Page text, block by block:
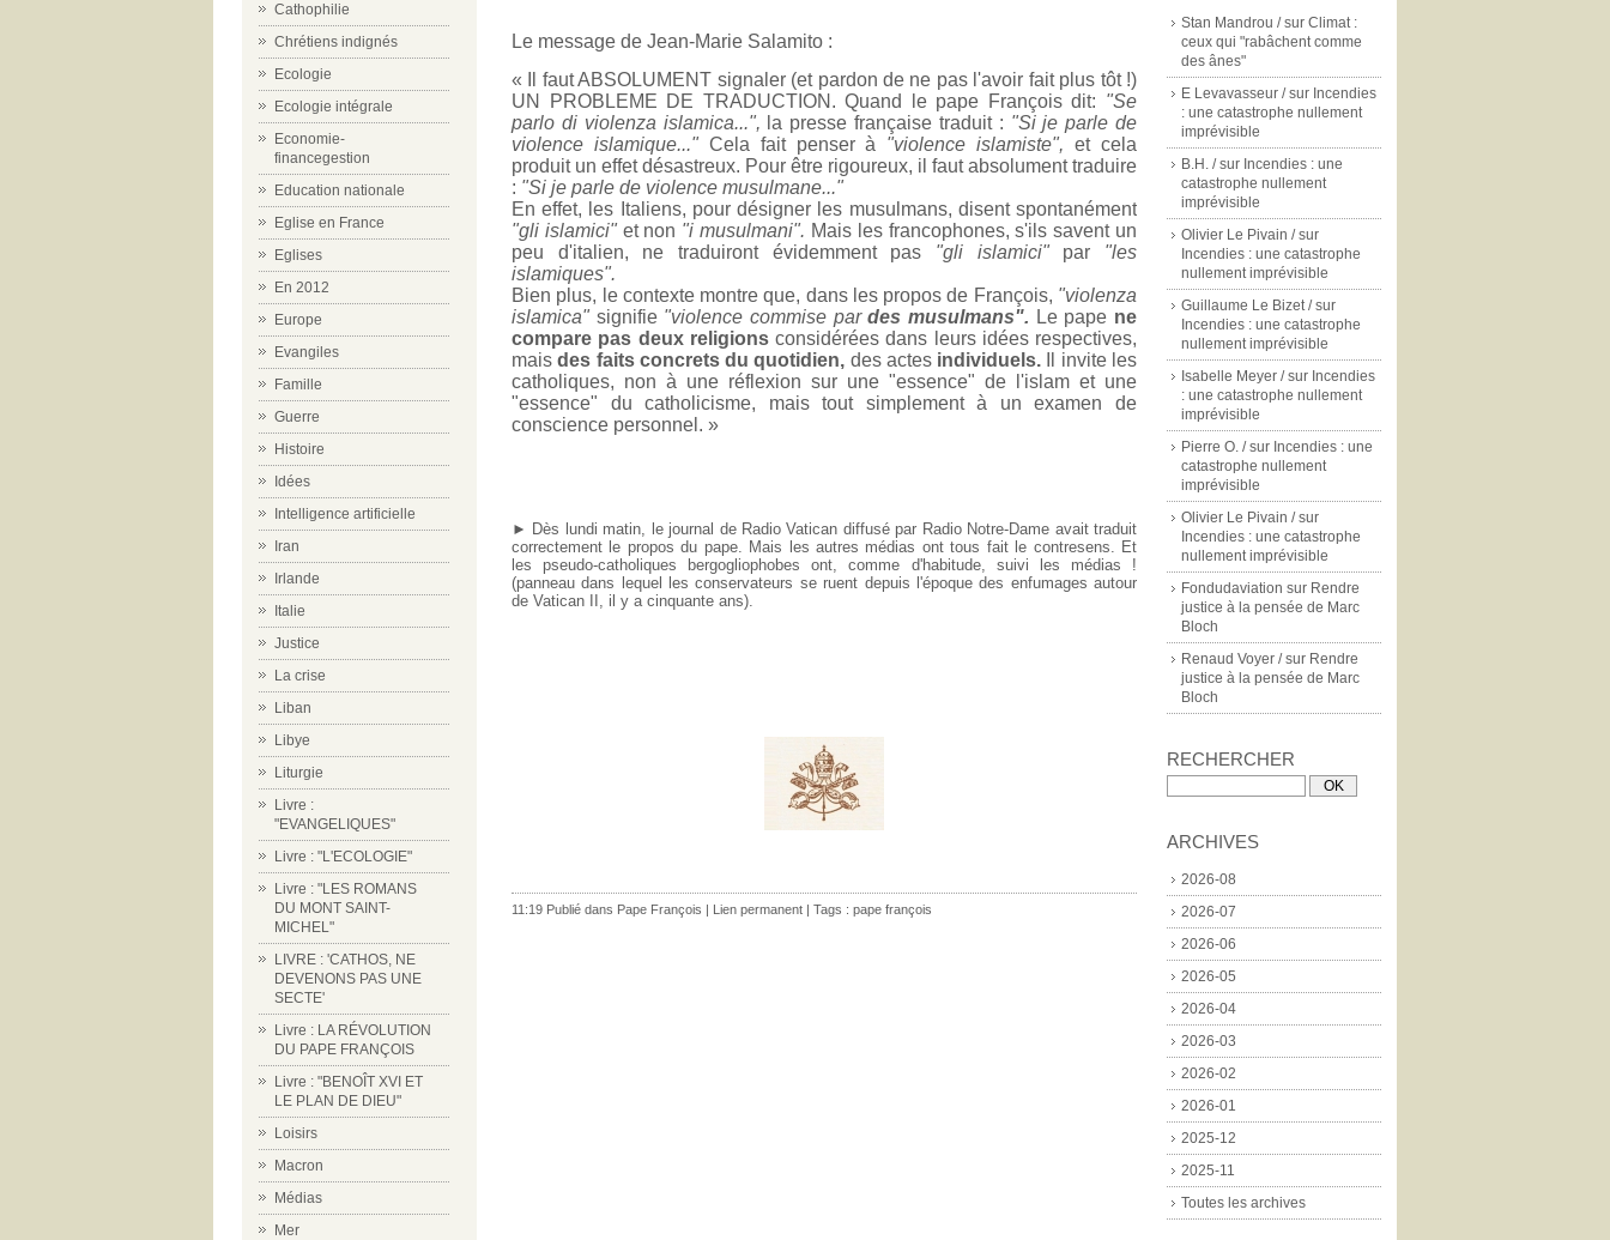
Cathophilie
Chrétiens indignés
Ecologie
Ecologie intégrale
Economie-
financegestion
Education nationale
Eglise en France
Eglises
En 2012
Europe
Evangiles
Famille
Guerre
Histoire
Idées
Intelligence artificielle
Iran
Irlande
Italie
Justice
La crise
Liban
Libye
Liturgie
Livre :
"EVANGELIQUES"
Livre : "L'ECOLOGIE"
Livre : "LES ROMANS
DU MONT SAINT-
MICHEL"
LIVRE : 'CATHOS, NE
DEVENONS PAS UNE
SECTE'
Livre : LA RÉVOLUTION
DU PAPE FRANÇOIS
Livre : "BENOÎT XVI ET
LE PLAN DE DIEU"
Loisirs
Macron
Médias
Mer
Stan Mandrou /sur Climat :
ceux qui "rabâchent comme
des ânes"
E Levavasseur /sur Incendies
: une catastrophe nullement
imprévisible
B.H. /sur Incendies : une
catastrophe nullement
imprévisible
Olivier Le Pivain /sur
Incendies : une catastrophe
nullement imprévisible
Guillaume Le Bizet /sur
Incendies : une catastrophe
nullement imprévisible
Isabelle Meyer /sur Incendies
: une catastrophe nullement
imprévisible
Pierre O. /sur Incendies : une
catastrophe nullement
imprévisible
Olivier Le Pivain /sur
Incendies : une catastrophe
nullement imprévisible
Fondudaviation sur Rendre
justice à la pensée de Marc
Bloch
Renaud Voyer /sur Rendre
justice à la pensée de Marc
Bloch
RECHERCHER
ARCHIVES
2026-08
2026-07
2026-06
2026-05
2026-04
2026-03
2026-02
2026-01
2025-12
2025-11
Toutes les archives
Le message de Jean-Marie Salamito :
« Il faut ABSOLUMENT signaler (et pardon de ne pas l'avoir fait plus tôt !)
UN PROBLEME DE TRADUCTION.Quand le pape François dit: "Se
parlo di violenza islamica...", la presse française traduit : "Si je parle de
violence islamique..."Cela fait penser à "violence islamiste", et cela
produit un effet désastreux. Pour être rigoureux, il faut absolument traduire
: "Si je parle de violence musulmane..."
En effet, les Italiens, pour désigner les musulmans, disent spontanément
"gli islamici"et non "i musulmani". Mais les francophones, s'ils savent un
peu d'italien, ne traduiront évidemment pas "gli islamici"par "les
islamiques".
Bien plus, le contexte montre que, dans les propos de François, "violenza
islamica" signifie "violence commise pardes musulmans". Le pape ne
compare pas deux religionsconsidérées dans leurs idées respectives,
mais des faits concrets du quotidien, des actes individuels. Il invite les
catholiques, non à une réflexion sur une "essence" de l'islam et une
"essence" du catholicisme, mais tout simplement à un examen de
conscience personnel. »
► Dès lundi matin, le journal de Radio Vatican diffusé par Radio Notre-Dame avait traduit
correctement le propos du pape. Mais les autres médias ont tous fait le contresens. Et
les pseudo-catholiques bergogliophobes ont, comme d'habitude, suivi les médias !
(panneau dans lequel les conservateurs se ruent depuis l'époque des enfumages autour
de Vatican II, il y a cinquante ans).
11:19 Publié dans Pape François | Lien permanent | Tags : pape françois